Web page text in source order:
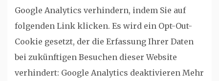
Google Analytics verhindern, indem Sie auf
folgenden Link klicken. Es wird ein Opt-Out-
Cookie gesetzt, der die Erfassung Ihrer Daten
bei zukünftigen Besuchen dieser Website
verhindert: Google Analytics deaktivieren Mehr